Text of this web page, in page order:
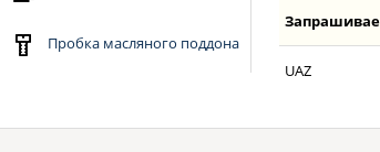
Пробка масляного поддона
UAZ